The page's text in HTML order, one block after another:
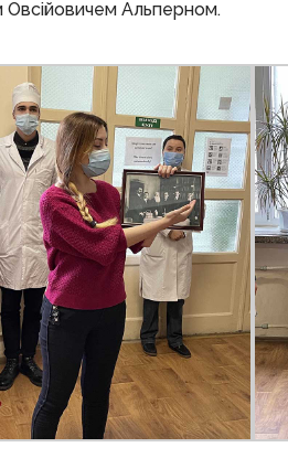
Овсійовичем Альперном.